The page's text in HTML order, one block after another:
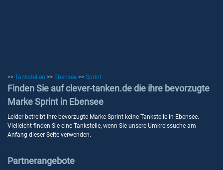
>> Tankstellen >> Ebensee >> Sprint
Finden Sie auf clever-tanken.de die ihre bevorzugte
Marke Sprint in Ebensee
Leider betreibt Ihre bevorzugte Marke Sprint keine Tankstelle in Ebensee.
Vielleicht finden Sie eine Tankstelle, wenn Sie unsere Umkreissuche am
Anfang dieser Seite verwenden.
Partnerangebote